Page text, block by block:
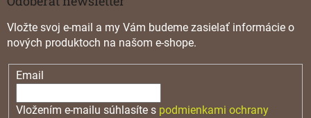
Vložte svoj e-mail a my Vám budeme zasielať informácie o
nových produktoch na našom e-shope.
Email
Vložením e-mailu súhlasíte s podmienkami ochrany